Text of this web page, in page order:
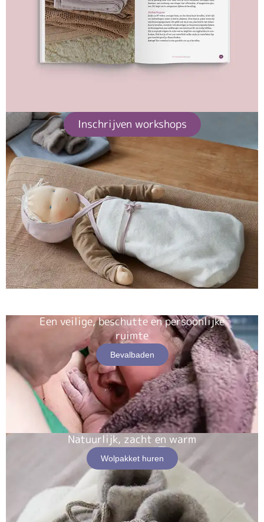
Inschrijven workshops
Een veilige, beschutte en persoonlijke
ruimte
Bevalbaden
Natuurlijk, zacht en warm
Wolpakket huren